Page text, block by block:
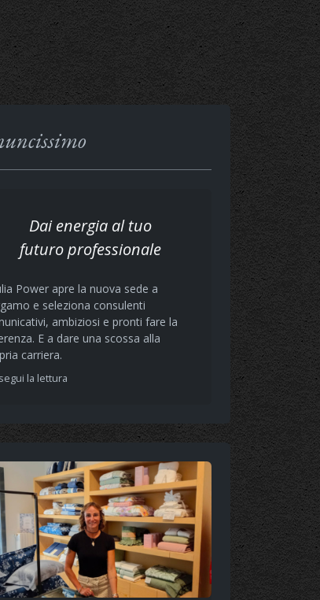
Dai energia al tuo
futuro professionale
Power apre la nuova sede a
e seleziona consulenti
ambiziosi e pronti fare la
E a dare una scossa alla
carriera.
la lettura